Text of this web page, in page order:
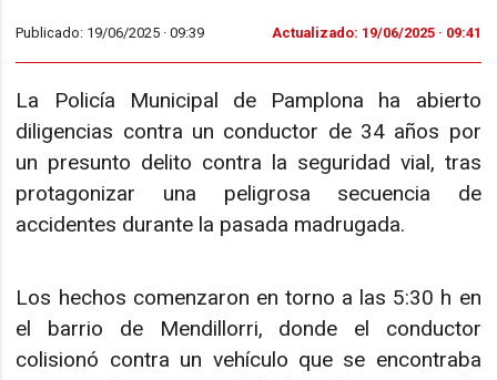
Publicado: 19/06/2025 ·09:39 Actualizado: 19/06/2025 · 09:41
La Policía Municipal de Pamplona ha abierto
diligencias contra un conductor de 34 años por
un presunto delito contra la seguridad vial, tras
protagonizar una peligrosa secuencia de
accidentes durante la pasada madrugada.
Los hechos comenzaron en torno a las 5:30 h en
el barrio de Mendillorri, donde el conductor
colisionó contra un vehículo que se encontraba